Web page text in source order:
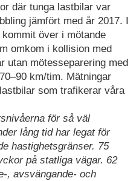
där tunga lastbilar var
jämfört med år 2017. I
över i mötande
omkom i kollision med
utan mötesseparering med
km/tim. Mätningar
som trafikerar våra
för så väl
lång tid har legat för
hastighetsgränser. 75
på statliga vägar. 62
, avsvängande- och